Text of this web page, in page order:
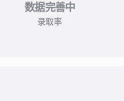
数据完善中
录取率